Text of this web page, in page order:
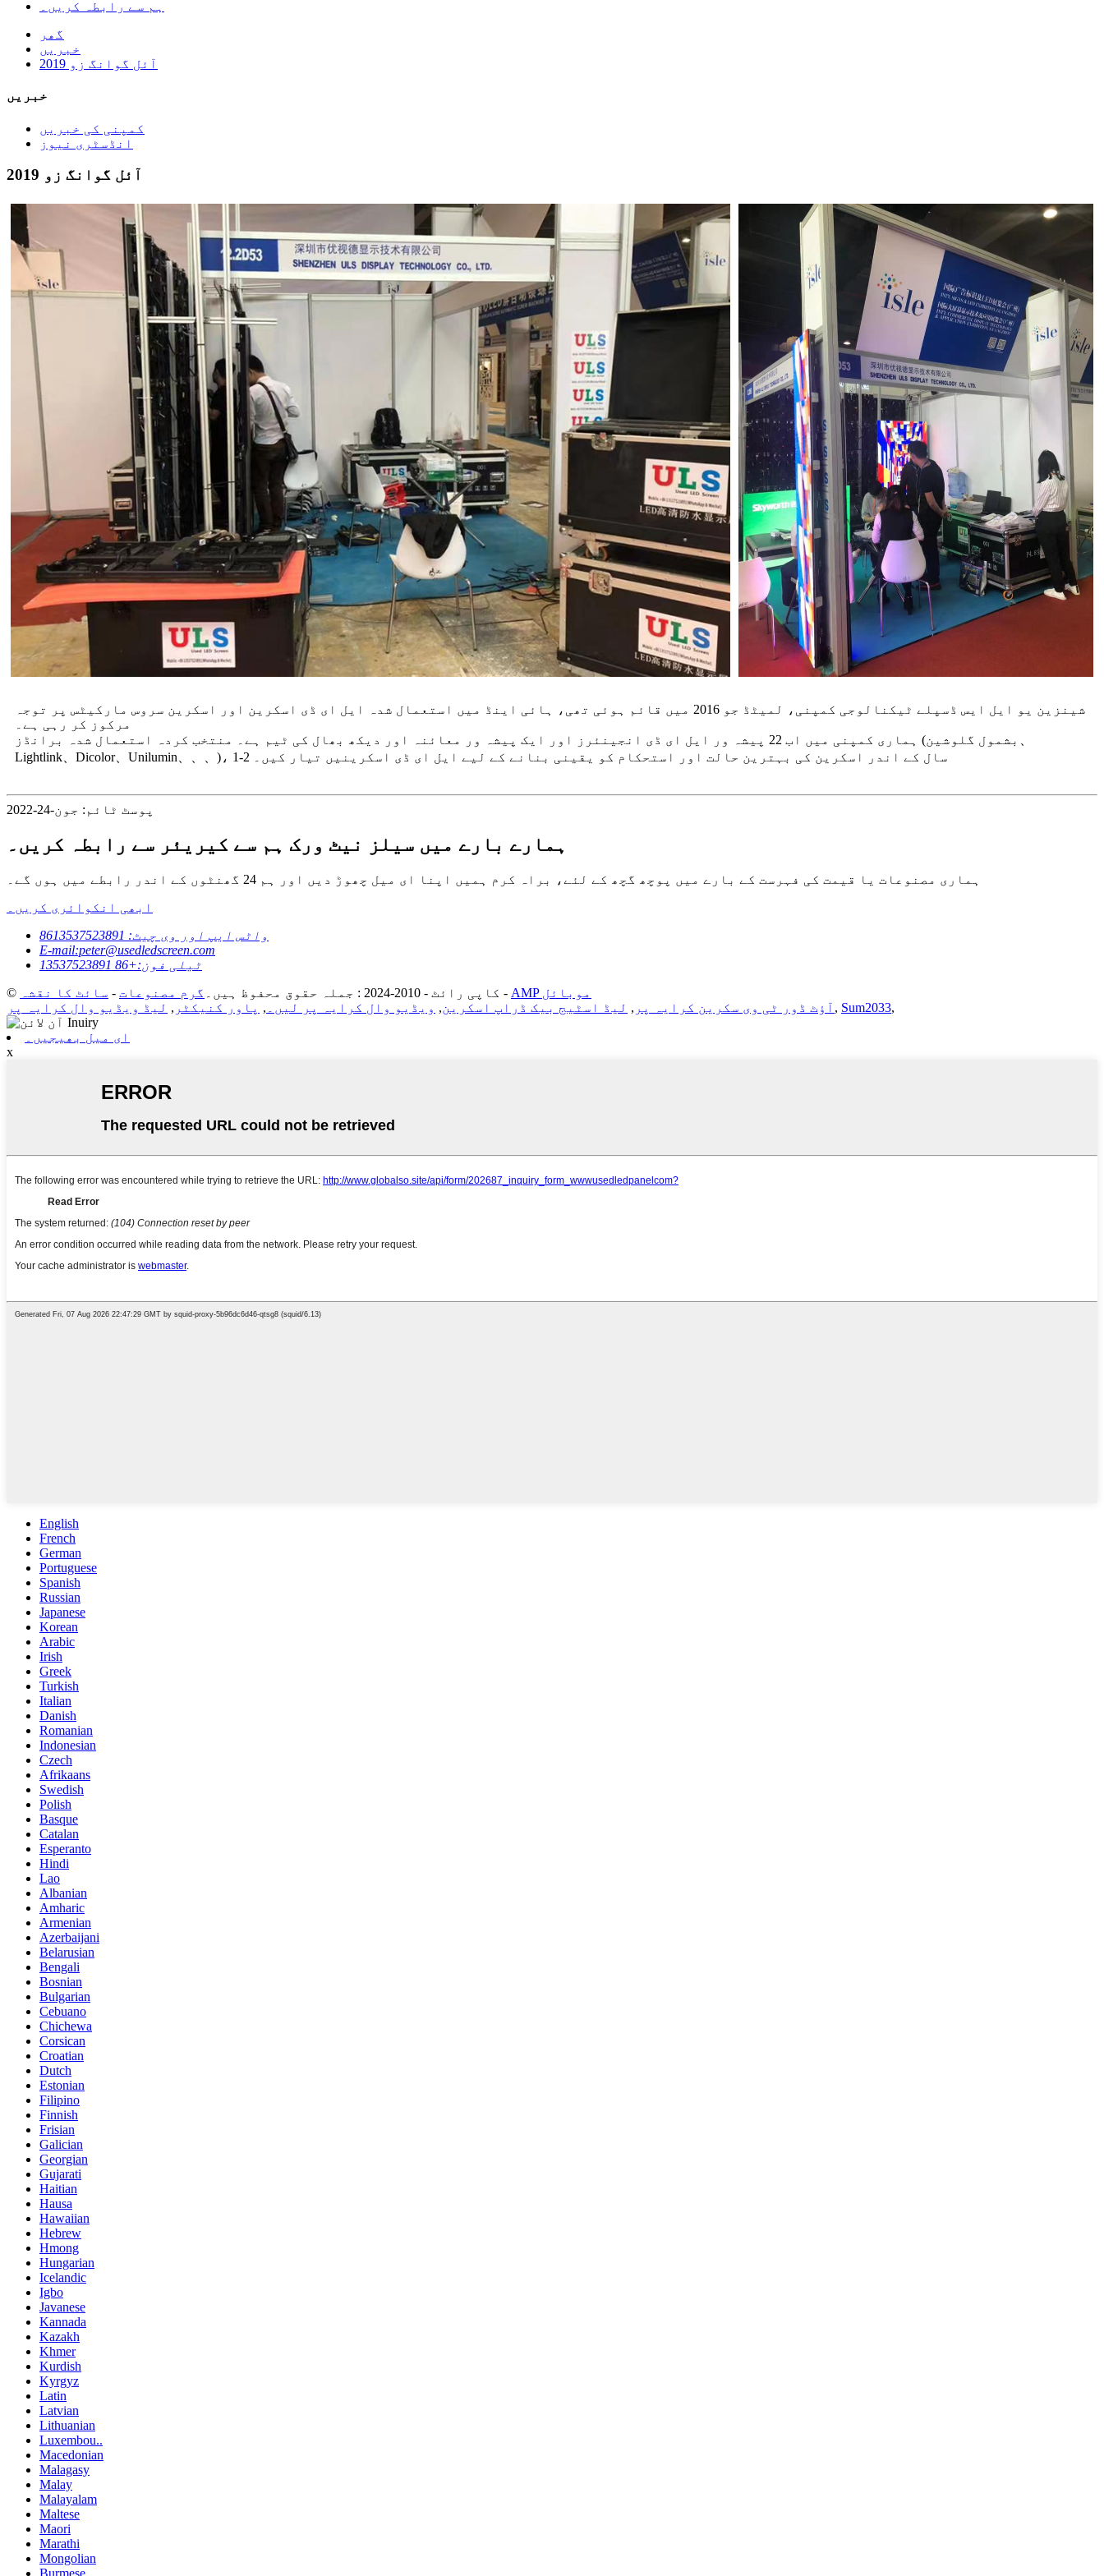
ہم سے رابطہ کریں۔
گھر
خبریں
2019 آئل گوانگ زو
خبریں
کمپنی کی خبریں
انڈسٹری نیوز
2019 آئل گوانگ زو
شینزین یو ایل ایس ڈسپلے ٹیکنالوجی کمپنی، لمیٹڈ جو 2016 میں قائم ہوئی تھی، ہائی اینڈ میں استعمال شدہ ایل ای ڈی اسکرین اور اسکرین سروس مارکیٹس پر توجہ
مرکوز کر رہی ہے۔
ہماری کمپنی میں اب 22 پیشہ ور ایل ای ڈی انجینئرز اور ایک پیشہ ور معائنہ اور دیکھ بھال کی ٹیم ہے۔ منتخب کردہ استعمال شدہ برانڈز (بشمول گلوشین、
Lightlink、Dicolor、Unilumin、、、)، 1-2 سال کے اندر اسکرین کی بہترین حالت اور استحکام کو یقینی بنانے کے لیے ایل ای ڈی اسکرینیں تیار کیں۔
پوسٹ ٹائم: جون-24-2022
ہمارے بارے میں سیلز نیٹ ورک ہم سے کیریئر سے رابطہ کریں۔
ہماری مصنوعات یا قیمت کی فہرست کے بارے میں پوچھ گچھ کے لئے، براہ کرم ہمیں اپنا ای میل چھوڑ دیں اور ہم 24 گھنٹوں کے اندر رابطے میں ہوں گے۔
ابھی انکوائری کریں۔
واٹس ایپ اور وی چیٹ: 8613537523891
E-mail:peter@usedledscreen.com
ٹیلی فون:+86 13537523891
© کاپی رائٹ - 2010-2024 : جملہ حقوق محفوظ ہیں۔
گرم مصنوعات - سائٹ کا نقشہ -
AMP موبائل
آؤٹ ڈور ٹی وی سکرین کرایہ پر , لیڈ اسٹیج بیک ڈراپ اسکرین, ویڈیو وال کرایہ پر لیں۔ , پاور کنیکٹر , لیڈ ویڈیو وال کرایہ پر , Sum2033,
ای میل بھیجیں۔
x
English
French
German
Portuguese
Spanish
Russian
Japanese
Korean
Arabic
Irish
Greek
Turkish
Italian
Danish
Romanian
Indonesian
Czech
Afrikaans
Swedish
Polish
Basque
Catalan
Esperanto
Hindi
Lao
Albanian
Amharic
Armenian
Azerbaijani
Belarusian
Bengali
Bosnian
Bulgarian
Cebuano
Chichewa
Corsican
Croatian
Dutch
Estonian
Filipino
Finnish
Frisian
Galician
Georgian
Gujarati
Haitian
Hausa
Hawaiian
Hebrew
Hmong
Hungarian
Icelandic
Igbo
Javanese
Kannada
Kazakh
Khmer
Kurdish
Kyrgyz
Latin
Latvian
Lithuanian
Luxembou..
Macedonian
Malagasy
Malay
Malayalam
Maltese
Maori
Marathi
Mongolian
Burmese